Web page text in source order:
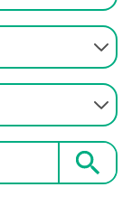
検索